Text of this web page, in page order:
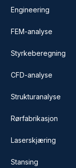
Engineering
FEM-analyse
Styrkeberegning
CFD-analyse
Strukturanalyse
Rørfabrikasjon
Laserskjæring
Stansing